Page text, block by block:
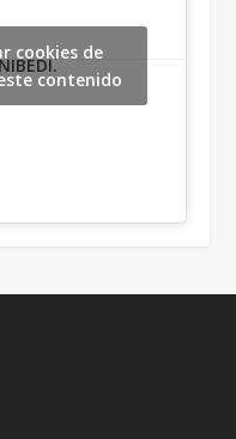
cookies de
contenido